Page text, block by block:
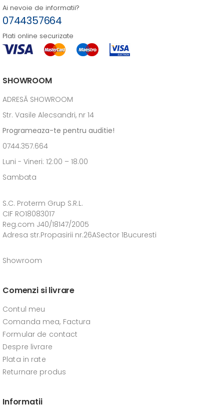
Ai nevoie de informatii?
0744357664
Plati online securizate
SHOWROOM
ADRESĂ SHOWROOM
Str. Vasile Alecsandri, nr 14
Programeaza-te pentru auditie!
0744.357.664
Luni - Vineri: 12:00 – 18.00
Sambata
S.C. Proterm Grup S.R.L.
CIF RO18083017
Reg.com J40/18147/2005
Adresa str.Propasirii nr.26ASector 1Bucuresti
Showroom
Comenzi si livrare
Contul meu
Comanda mea, Factura
Formular de contact
Despre livrare
Plata in rate
Returnare produs
Informatii